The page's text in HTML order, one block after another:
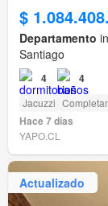
$
Departamento
Santiago
4 4
Jacuzzi
Hace 7 días
YAPO.CL
Actualizado